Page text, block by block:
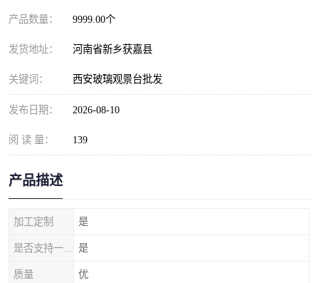
产品数量： 9999.00个
发货地址： 河南省新乡获嘉县
关键词： 西安玻璃观景台批发
发布日期： 2026-08-10
阅 读 量： 139
产品描述
加工定制 是
是
质量 优